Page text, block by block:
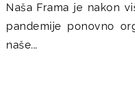
Naša Frama je nakon
pandemije ponovno
naše...